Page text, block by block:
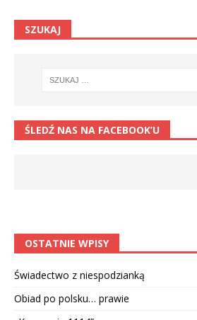
SZUKAJ
ŚLEDŹ NAS NA FACEBOOK’U
OSTATNIE WPISY
Świadectwo z niespodzianką
Obiad po polsku… prawie